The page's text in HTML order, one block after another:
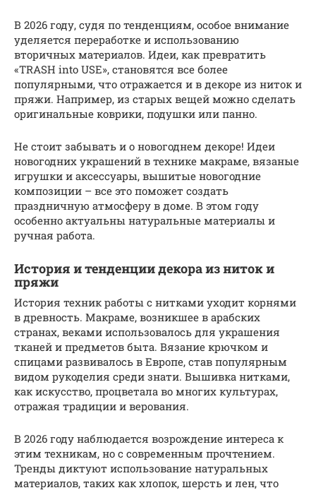
В 2026 году, судя по тенденциям, особое внимание
уделяется переработке и использованию
вторичных материалов. Идеи, как превратить
«TRASH into USE», становятся все более
популярными, что отражается и в декоре из ниток и
пряжи. Например, из старых вещей можно сделать
оригинальные коврики, подушки или панно.
Не стоит забывать и о новогоднем декоре! Идеи
новогодних украшений в технике макраме, вязаные
игрушки и аксессуары, вышитые новогодние
композиции – все это поможет создать
праздничную атмосферу в доме. В этом году
особенно актуальны натуральные материалы и
ручная работа.
История и тенденции декора из ниток и
пряжи
История техник работы с нитками уходит корнями
в древность. Макраме, возникшее в арабских
странах, веками использовалось для украшения
тканей и предметов быта. Вязание крючком и
спицами развивалось в Европе, став популярным
видом рукоделия среди знати. Вышивка нитками,
как искусство, процветала во многих культурах,
отражая традиции и верования.
В 2026 году наблюдается возрождение интереса к
этим техникам, но с современным прочтением.
Тренды диктуют использование натуральных
материалов, таких как хлопок, шерсть и лен, что